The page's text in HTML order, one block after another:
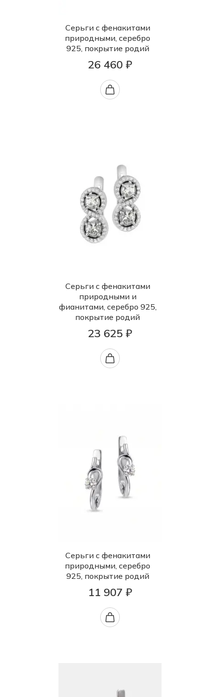
Серьги с фенакитами
природными, серебро
925, покрытие родий
26 460 ₽
Серьги с фенакитами
природными и
фианитами, серебро 925,
покрытие родий
23 625 ₽
Серьги с фенакитами
природными, серебро
925, покрытие родий
11 907 ₽